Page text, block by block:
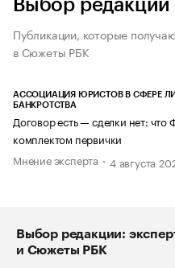
Выбор редакции
Публикации, которые
в Сюжеты РБК
АССОЦИАЦИЯ ЮРИСТОВ В СФЕРЕ
БАНКРОТСТВА
Договор есть — сделки нет: что
комплектом первички
Мнение эксперта
4 августа
Выбор редакции:
и Сюжеты РБК